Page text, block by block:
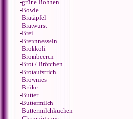
-grüne Bohnen
-Bowle
-Bratäpfel
-Bratwurst
-Brei
-Brennnesseln
-Brokkoli
-Brombeeren
-Brot / Brötchen
-Brotaufstrich
-Brownies
-Brühe
-Butter
-Buttermilch
-Buttermilchkuchen